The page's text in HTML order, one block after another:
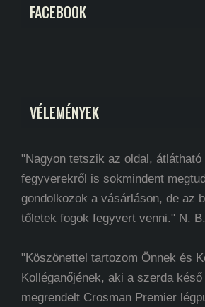
FACEBOOK
VÉLEMÉNYEK
"Nagyon tetszik az oldal, átlátható
fegyverekről is sokmindent
gondolkozok a vásárláson, de az
tőletek fogok fegyvert venni." N. B.
"Köszönettel tartozom Önnek és
Kolléganőjének, aki a szerda késő
megrendelt Crosman Premier